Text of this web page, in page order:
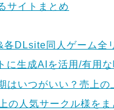
サイトまとめ
DLsite同人ゲーム全
に生成AIを活用/有用
はいつがいい？売上
の人気サークル様を